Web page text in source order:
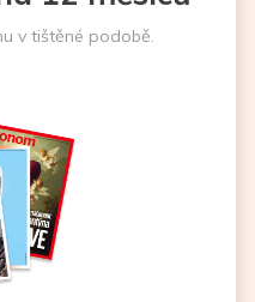
v tištěné podobě.